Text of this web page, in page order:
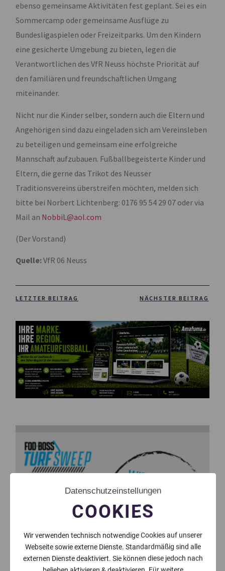
ebenso gemeinsame Aktivitäten fest geplant. Sei es ein
Sommercamp oder gemeinsame Ausflüge zu
Bundesligaspielen oder Freizeitparks. Um den Kindern
eine gesicherte Umgebung zu bieten, legen die
Verantwortlichen des VfR Neuss höchste Priorität auf
den familiären und freundschaftlichen Umgang
miteinander.
Nicht nur die Kinder selber, sondern auch die Eltern und
Angehörigen sind dazu eingeladen sich am Vereinsleben
zu beteiligen und gemeinsam eine erfolgreiche
Mannschaft aufzubauen. Fußballbegeisterte Kinder und
Eltern, die gerne das Trikot des Neusser
Traditionsvereins überstreifen möchten, melden sich
bitte bei Norbert Lichtenberg: 0176 95 54 29 07 oder via
Mail an NobbiL@aol.com
(Der Vorstand)
Quelle:VfR 06 Neuss
LETZTER BEITRAG NÄCHSTER BEITRAG
Datenschutzeinstellungen
COOKIES
Wir verwenden technisch notwendige Cookies auf unserer
Webseite sowie externe Dienste. Standardmäßig sind alle
externen Dienste deaktiviert. Sie können diese jedoch nach